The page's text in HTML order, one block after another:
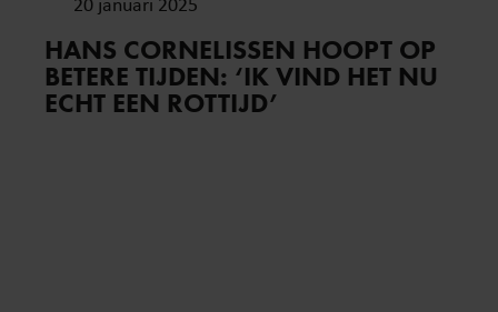
HANS CORNELISSEN HOOPT OP
BETERE TIJDEN: ‘IK VIND HET NU
ECHT EEN ROTTIJD’